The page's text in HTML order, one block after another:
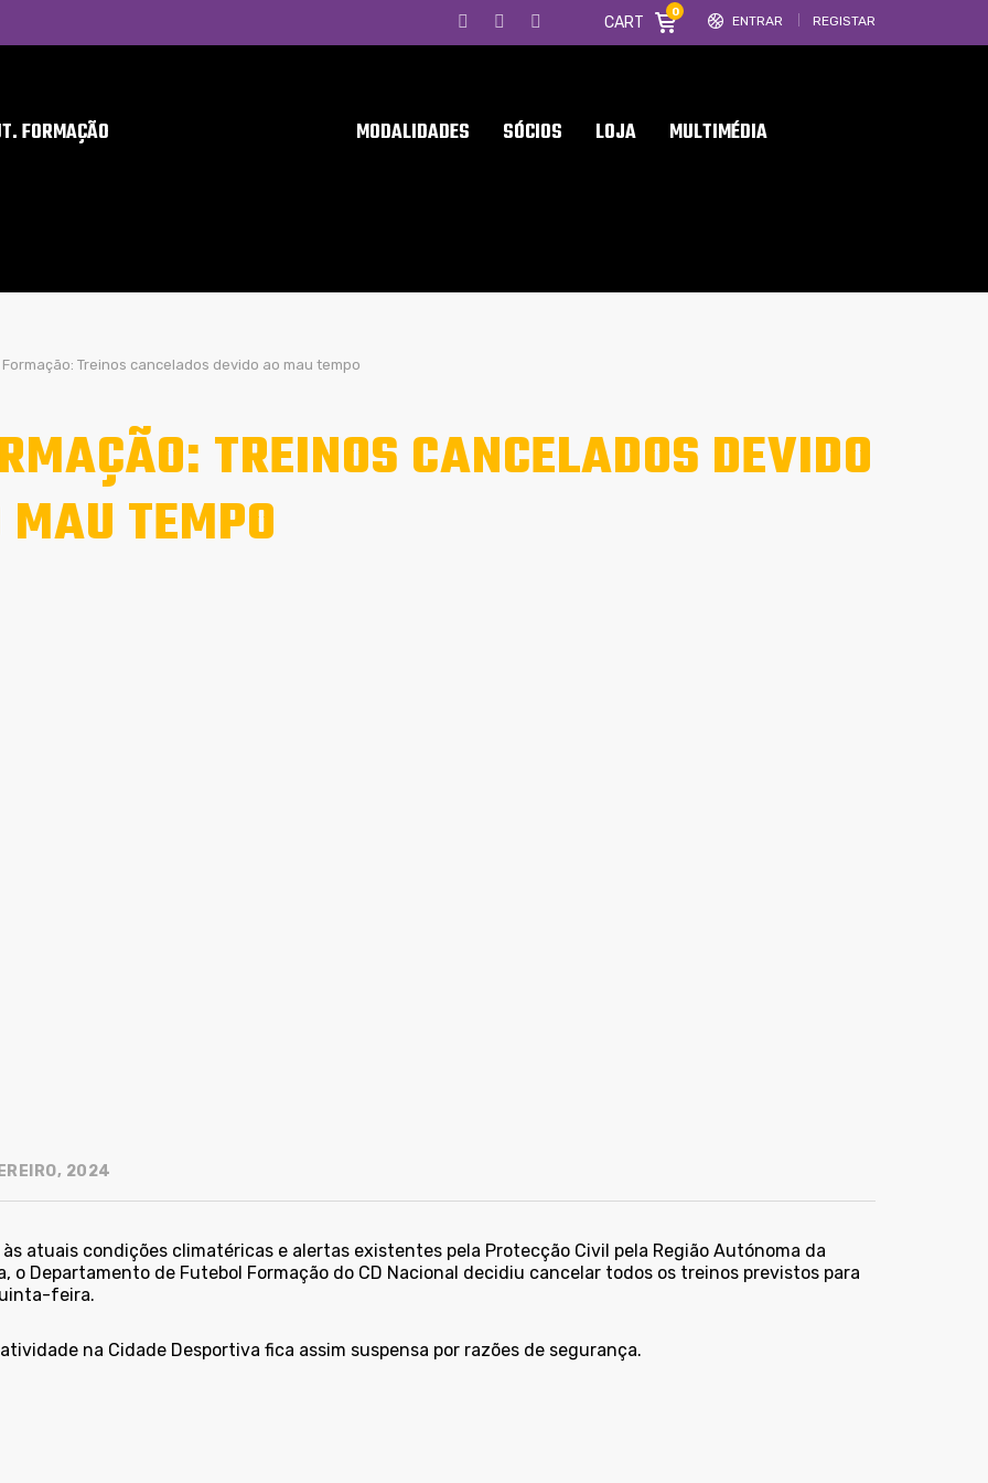
ENTRAR REGISTAR
CART
0
FORMAÇÃO MODALIDADES SÓCIOS LOJA MULTIMÉDIA
Formação: Treinos cancelados devido ao mau tempo
TREINOS CANCELADOS DEVIDO
TEMPO
2024
às atuais condições climatéricas e alertas existentes pela Protecção Civil pela Região Autónoma da
o Departamento de Futebol Formação do CD Nacional decidiu cancelar todos os treinosprevistos para
feira.
atividade na Cidade Desportiva fica assim suspensa por razões de segurança.